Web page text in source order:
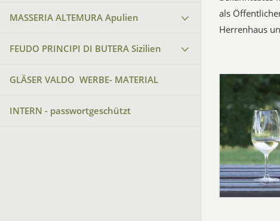
MASSERIA ALTEMURA Apulien
FEUDO PRINCIPI DI BUTERA Sizilien
GLÄSER VALDO WERBE- MATERIAL
INTERN - passwortgeschützt
als
Herrenhaus